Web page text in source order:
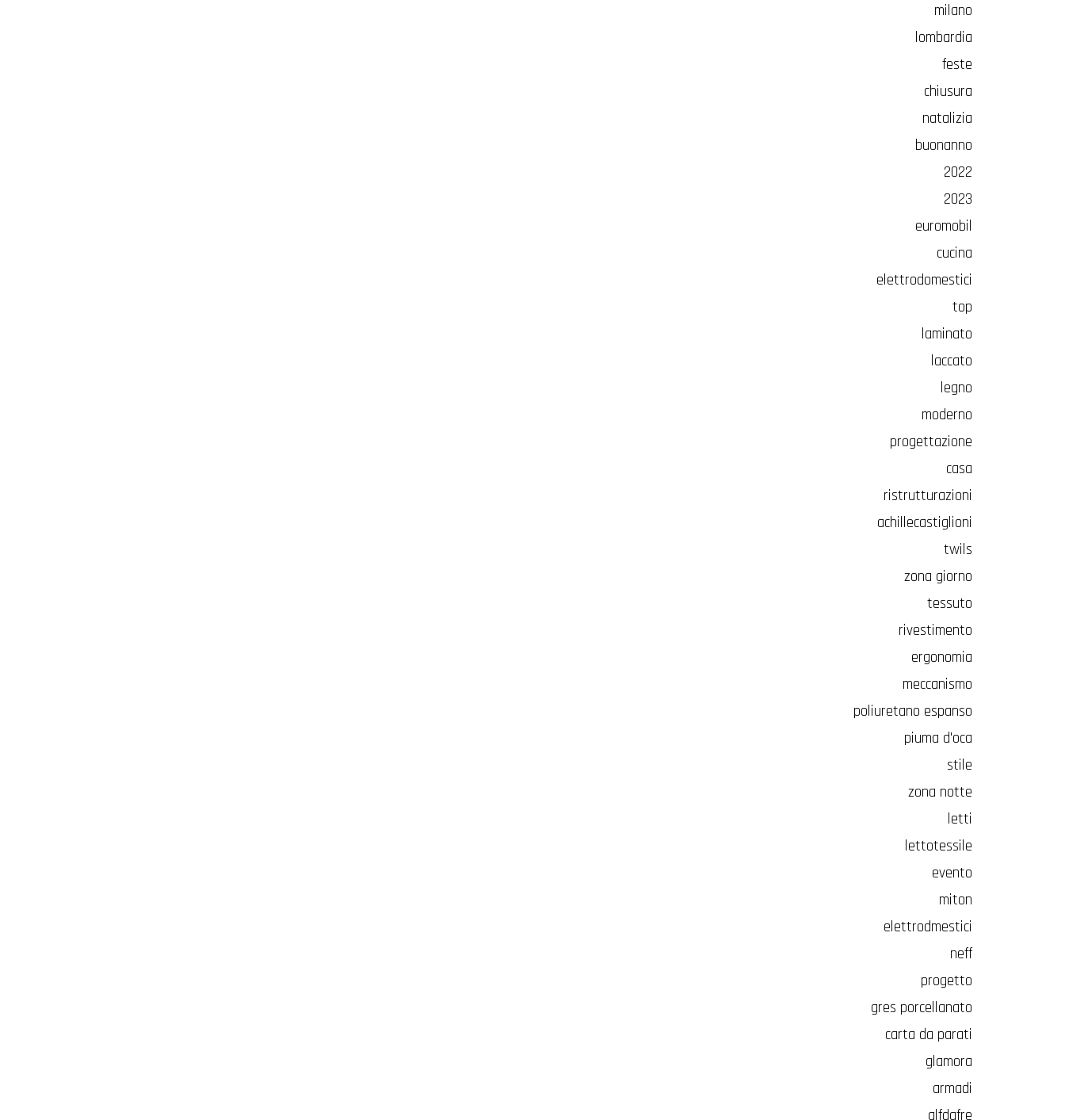
milano
lombardia
feste
chiusura
natalizia
buonanno
2022
2023
euromobil
cucina
elettrodomestici
top
laminato
laccato
legno
moderno
progettazione
casa
ristrutturazioni
achillecastiglioni
twils
zona giorno
tessuto
rivestimento
ergonomia
meccanismo
poliuretano espanso
piuma d'oca
stile
zona notte
letti
lettotessile
evento
miton
elettrodmestici
neff
progetto
gres porcellanato
carta da parati
glamora
armadi
alfdafre